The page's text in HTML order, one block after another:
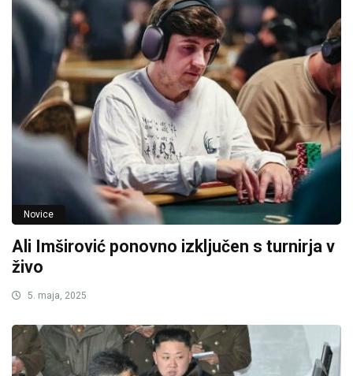
Novice
Ali Imširović ponovno izključen s turnirja v
živo
5. maja, 2025